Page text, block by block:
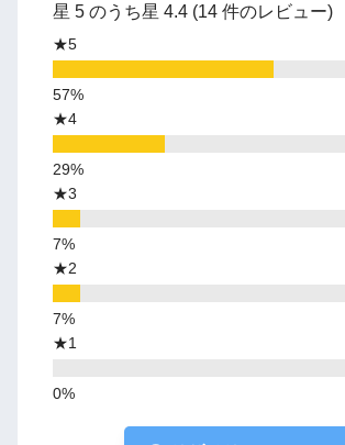
星 5 のうち星 4.4 (14 件のレビュー)
★5
★4
★3
★2
★1